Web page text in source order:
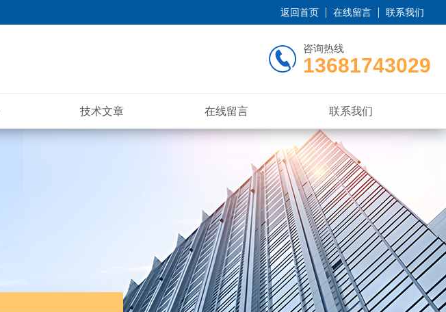
返回首页 在线留言 联系我们
咨询热线
13681743029
技术文章 在线留言 联系我们